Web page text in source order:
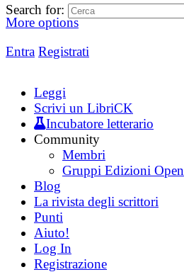
More options
Entra Registrati
Search for:
Leggi
Scrivi un LibriCK
Incubatore letterario
Community
Membri
Gruppi Edizioni Open
Blog
La rivista degli scrittori
Punti
Aiuto!
Log In
Registrazione